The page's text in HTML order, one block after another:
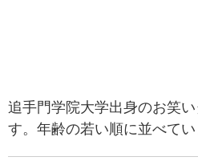
追手門学院大学出身のお笑
す。年齢の若い順に並べてい